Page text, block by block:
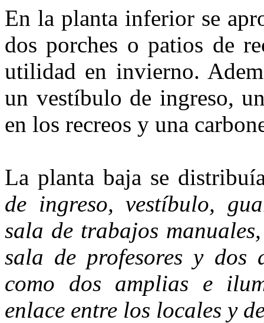
En la planta inferior se
dos porches o patios de
utilidad en invierno.
un vestíbulo de ingreso,
en los recreos y una
La planta baja se
de ingreso, vestíbulo,
sala de trabajos
sala de profesores y dos
como dos amplias e
enlace entre los locales y